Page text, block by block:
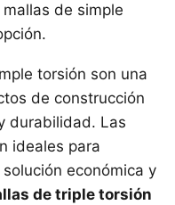
de simple
torsión son una
de construcción
durabilidad. Las
ideales para
económica y
de triple torsión